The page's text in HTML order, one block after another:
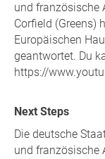
und französische
Corfield (Greens)
Europäischen
geantwortet. Du
https://
Next Steps
Die deutsche
und französische